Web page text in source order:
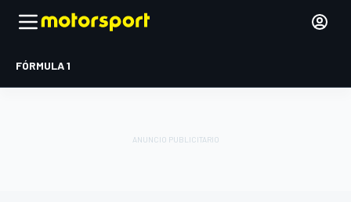
FÓRMULA 1